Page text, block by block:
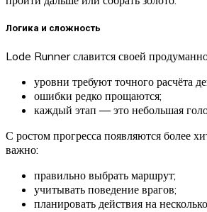
Логика и сложность
Lode Runner славится своей
уровни требуют точного расчёта
ошибки редко прощаются;
каждый этап — это небольшая
С ростом прогресса появляются более
важно:
правильно выбрать маршрут;
учитывать поведение врагов;
планировать действия на